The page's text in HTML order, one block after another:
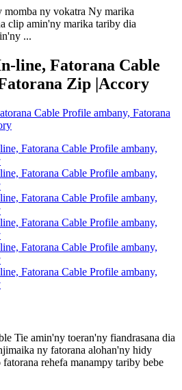
momba ny vokatra Ny marika
clip amin'ny marika tariby dia
...
line, Fatorana Cable
Zip |Accory
Tie amin'ny toeran'ny fiandrasana dia
ny fatorana alohan'ny hidy
rehefa manampy tariby bebe